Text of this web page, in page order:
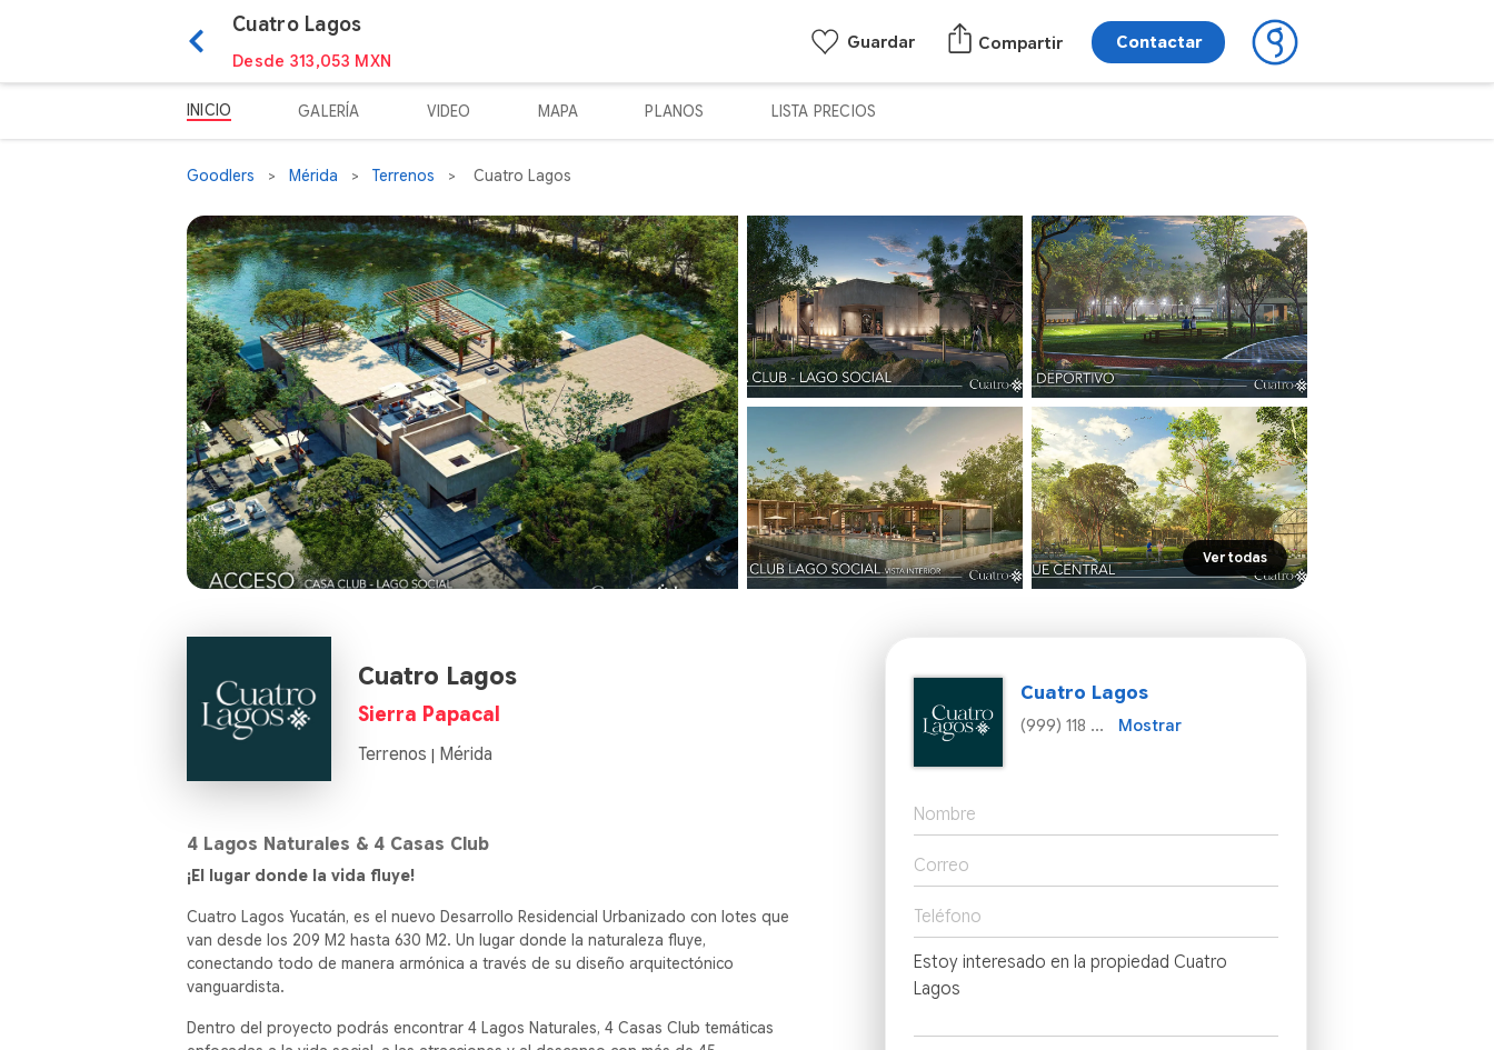
Cuatro Lagos
Desde 313,053 MXN
Guardar Compartir Contactar
INICIO GALERÍA VIDEO MAPA PLANOS LISTA PRECIOS
Goodlers Mérida Terrenos Cuatro Lagos
Ver todas
Cuatro Lagos
Sierra Papacal
Terrenos | Mérida
4 Lagos Naturales & 4 Casas Club
¡El lugar donde la vida fluye!
Cuatro Lagos Yucatán, es el nuevo Desarrollo Residencial Urbanizado con lotes que
van desde los 209 M2 hasta 630 M2. Un lugar donde la naturaleza fluye,
conectando todo de manera armónica a través de su diseño arquitectónico
vanguardista.
Dentro del proyecto podrás encontrar 4 Lagos Naturales, 4 Casas Club temáticas
Cuatro Lagos
(999) 118 ... Mostrar